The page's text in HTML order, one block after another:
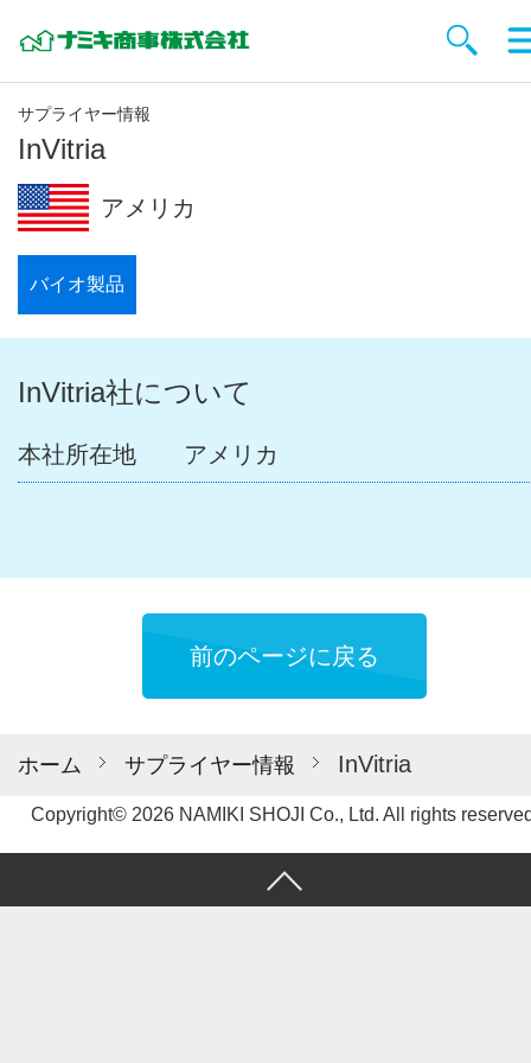
ホーム サプライヤー情報 InVitria
サプライヤー情報
InVitria
アメリカ
バイオ製品
InVitria社について
本社所在地 アメリカ
前のページに戻る
Copyright© 2026 NAMIKI SHOJI Co., Ltd. All rights